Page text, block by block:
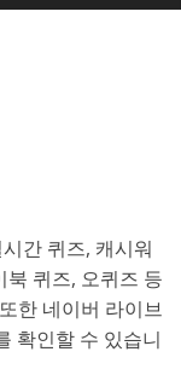
간 퀴즈, 캐시워
북 퀴즈, 오퀴즈 등
한 네이버 라이브
확인할 수 있습니